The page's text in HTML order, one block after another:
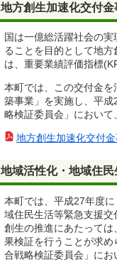
地方創生加速化交付
国は一億総活躍社会の
ることを目的として地
は、重要業績評価指標
本町では、この交付金
築事業」を実施し、平
略検証委員会」において
地方創生加速化交付
地域活性化・地域住
本町では、平成27年度
域住民生活等緊急支援
創生の推進にあたって
果検証を行うことが求
合戦略検証委員会」にお